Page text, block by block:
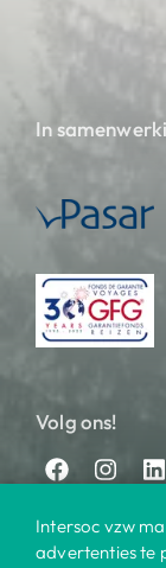
In
Volg ons!
Intersoc vzw
advertenties te